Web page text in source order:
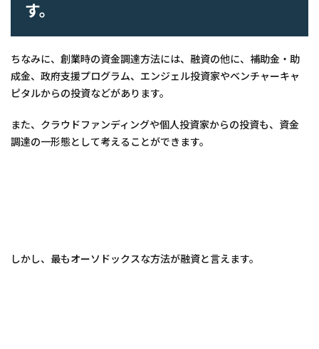
す。
ちなみに、創業時の資金調達方法には、融資の他に、補助金・助
成金、政府支援プログラム、エンジェル投資家やベンチャーキャ
ピタルからの投資などがあります。
また、クラウドファンディングや個人投資家からの投資も、資金
調達の一形態として考えることができます。
しかし、最もオーソドックスな方法が融資と言えます。